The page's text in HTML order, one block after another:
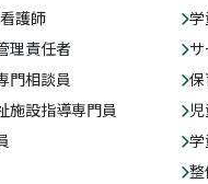
護師
理責任者
門相談員
保
施設指導専門員